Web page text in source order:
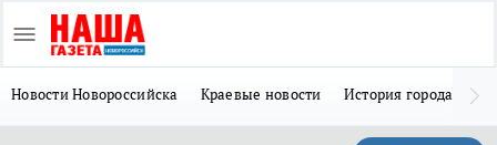
Новости Новороссийска Краевые новости История города Н